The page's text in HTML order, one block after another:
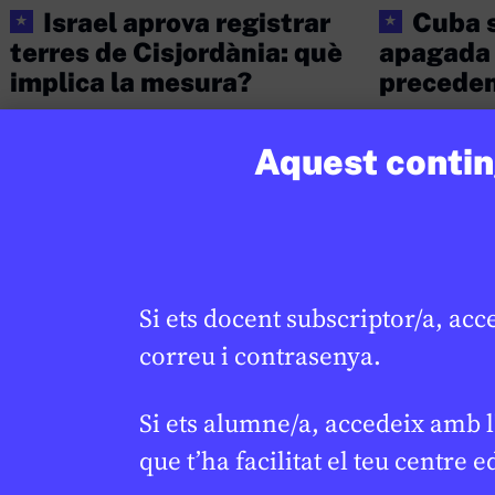
Aquest
Si ets docent subscriptor/a,
correu i contrasenya.
Si ets alumne/a, accedeix
que t’ha facilitat el teu centre
★
Israel aprova registrar
terres de Cisjordània: què
implica la mesura?
★
Cuba
1R CICLE ESO